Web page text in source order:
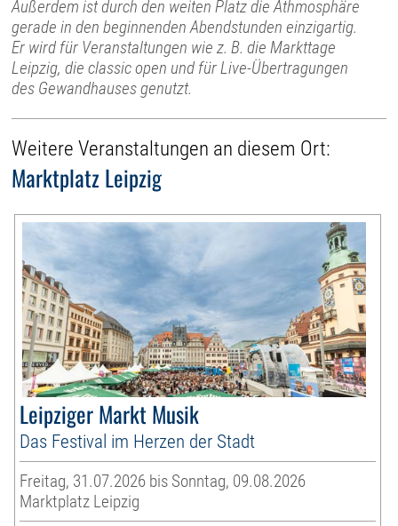
Außerdem ist durch den weiten Platz die Athmosphäre
gerade in den beginnenden Abendstunden einzigartig.
Er wird für Veranstaltungen wie z. B. die Markttage
Leipzig, die classic open und für Live-Übertragungen
des Gewandhauses genutzt.
Weitere Veranstaltungen an diesem Ort:
Marktplatz Leipzig
Leipziger Markt Musik
Das Festival im Herzen der Stadt
Freitag, 31.07.2026 bis Sonntag, 09.08.2026
Marktplatz Leipzig